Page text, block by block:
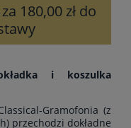
180,00 zł do
i koszulka
Gramofonia (z
przechodzi dokładne